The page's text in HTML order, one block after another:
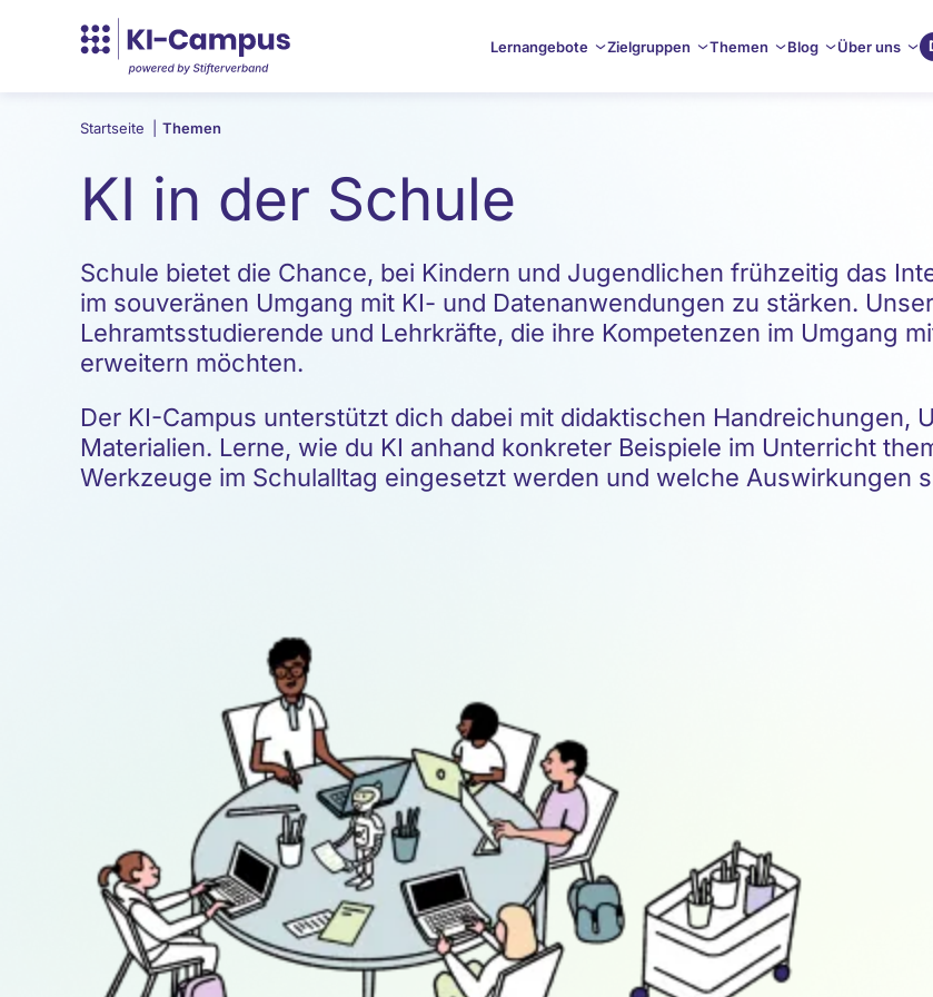
Lernangebote Zielgruppen Themen Blog Über uns
Startseite Themen
KI in der Schule
Schule bietet die Chance, bei Kindern und Jugendlichen frühzeitig das
im souveränen Umgang mit KI- und Datenanwendungen zu stärken.
Lehramtsstudierende und Lehrkräfte, die ihre Kompetenzen im Umgang
erweitern möchten.
Der KI-Campus unterstützt dich dabei mit didaktischen Handreichungen,
Materialien. Lerne, wie du KI anhand konkreter Beispiele im Unterricht
Werkzeuge im Schulalltag eingesetzt werden und welche Auswirkungen